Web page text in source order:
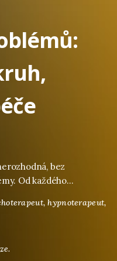
bez
Od každého…
hypnoterapeut,